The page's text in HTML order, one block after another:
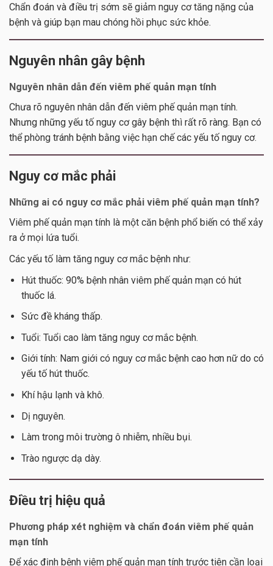
Chẩn đoán và điều trị sớm sẽ giảm nguy cơ tăng nặng của
bệnh và giúp bạn mau chóng hồi phục sức khỏe.
Nguyên nhân gây bệnh
Nguyên nhân dẫn đến viêm phế quản mạn tính
Chưa rõ nguyên nhân dẫn đến viêm phế quản mạn tính.
Nhưng những yếu tố nguy cơ gây bệnh thì rất rõ ràng. Bạn có
thể phòng tránh bệnh bằng việc hạn chế các yếu tố nguy cơ.
Nguy cơ mắc phải
Những ai có nguy cơ mắc phải viêm phế quản mạn tính?
Viêm phế quản mạn tính là một căn bệnh phổ biến có thể xảy
ra ở mọi lứa tuổi.
Các yếu tố làm tăng nguy cơ mắc bệnh như:
Hút thuốc: 90% bệnh nhân viêm phế quản mạn có hút
thuốc lá.
Sức đề kháng thấp.
Tuổi: Tuổi cao làm tăng nguy cơ mắc bệnh.
Giới tính: Nam giới có nguy cơ mắc bệnh cao hơn nữ do có
yếu tố hút thuốc.
Khí hậu lạnh và khô.
Dị nguyên.
Làm trong môi trường ô nhiễm, nhiều bụi.
Trào ngược dạ dày.
Điều trị hiệu quả
Phương pháp xét nghiệm và chẩn đoán viêm phế quản
mạn tính
Để xác định bệnh viêm phế quản mạn tính trước tiên cần loại